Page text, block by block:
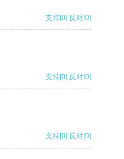
支持[0] 反对[0]
支持[0] 反对[0]
支持[0] 反对[0]